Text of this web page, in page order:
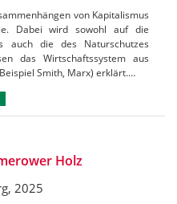
von Kapitalismus
Dabei wird sowohl auf die
auch die des Naturschutzes
das Wirtschaftssystem aus
Smith, Marx) erklärt.…
Holz
2025